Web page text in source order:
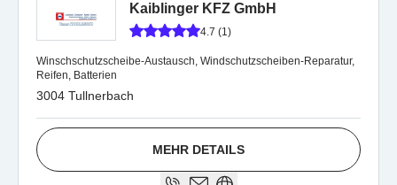
Kaiblinger KFZ GmbH
4.7 (1)
Winschschutzscheibe-Austausch, Windschutzscheiben-Reparatur,
Reifen, Batterien
3004 Tullnerbach
MEHR DETAILS